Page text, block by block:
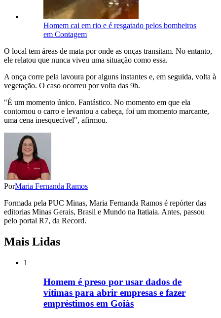
Homem cai em rio e é resgatado pelos bombeiros
em Contagem
O local tem áreas de mata por onde as onças transitam. No entanto,
ele relatou que nunca viveu uma situação como essa.
A onça corre pela lavoura por alguns instantes e, em seguida, volta à
vegetação. O caso ocorreu por volta das 9h.
"É um momento único. Fantástico. No momento em que ela
contornou o carro e levantou a cabeça, foi um momento marcante,
uma cena inesquecível", afirmou.
PorMaria Fernanda Ramos
Formada pela PUC Minas, Maria Fernanda Ramos é repórter das
editorias Minas Gerais, Brasil e Mundo na Itatiaia. Antes, passou
pelo portal R7, da Record.
Mais Lidas
1
Homem é preso por usar dados de
vítimas para abrir empresas e fazer
empréstimos em Goiás